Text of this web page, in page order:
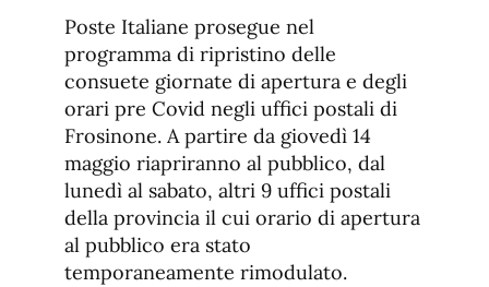
fuente
de
fuente.
Poste Italiane prosegue nel
programma di ripristino delle
consuete giornate di apertura e degli
orari pre Covid negli uffici postali di
Frosinone. A partire da giovedì 14
maggio riapriranno al pubblico, dal
lunedì al sabato, altri 9 uffici postali
della provincia il cui orario di apertura
al pubblico era stato
temporaneamente rimodulato.